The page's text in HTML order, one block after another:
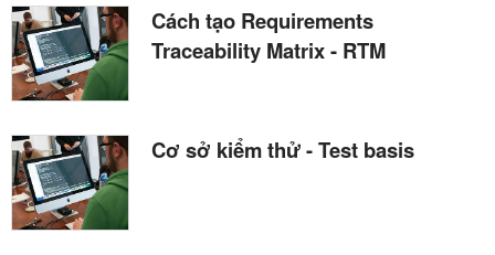
Cách tạo Requirements
Traceability Matrix - RTM
Cơ sở kiểm thử - Test basis